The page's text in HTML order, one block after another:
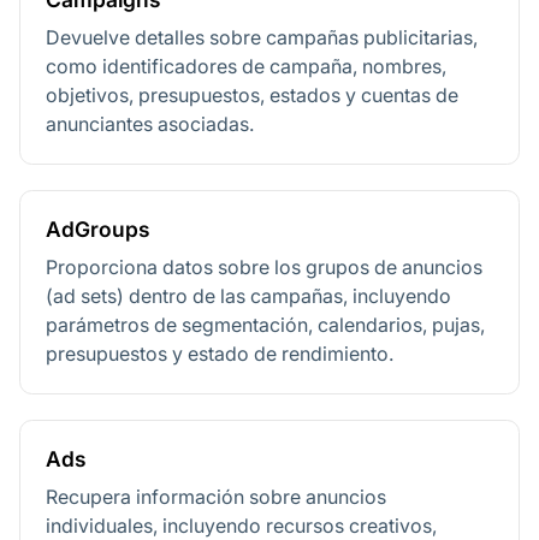
Devuelve detalles sobre campañas publicitarias,
como identificadores de campaña, nombres,
objetivos, presupuestos, estados y cuentas de
anunciantes asociadas.
AdGroups
Proporciona datos sobre los grupos de anuncios
(ad sets) dentro de las campañas, incluyendo
parámetros de segmentación, calendarios, pujas,
presupuestos y estado de rendimiento.
Ads
Recupera información sobre anuncios
individuales, incluyendo recursos creativos,